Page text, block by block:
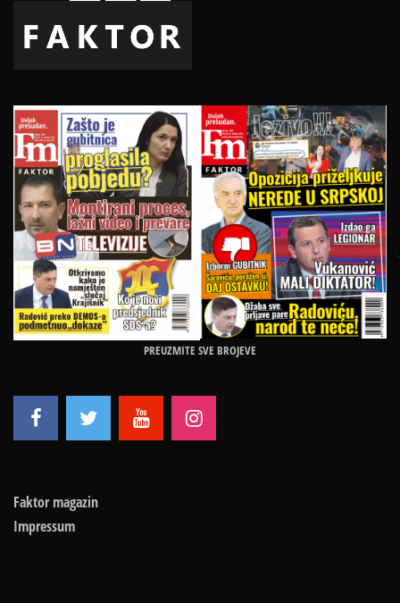
PREUZMITE SVE BROJEVE
Faktor magazin
Impressum